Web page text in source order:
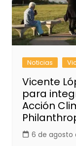
Noticias
Vicente
para
Acción
6 de agosto